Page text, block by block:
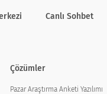
Canlı Sohbet
Çözümler
Pazar Araştırma Anketi Yazılımı